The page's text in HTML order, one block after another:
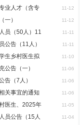
业人才（含专 11-12
一） 11-12
员（50人）11 11-11
公告（11人） 11-11
生乡村医生拟 11-10
公告（一） 11-06
告（7人） 11-06
关事宜的通知 11-06
医生、2025年 11-05
员公告（15人 11-04